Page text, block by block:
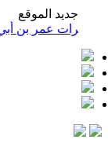
جديد الموقع
عمر بن أبي ربيعة